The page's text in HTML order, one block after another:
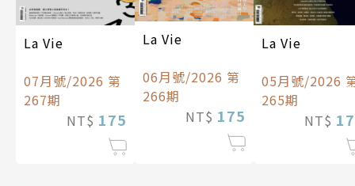
La Vie
07月號/2026 第
267期
NT$ 175
La Vie
06月號/2026 第
266期
NT$ 175
La Vie
05月號/2026
265期
NT$